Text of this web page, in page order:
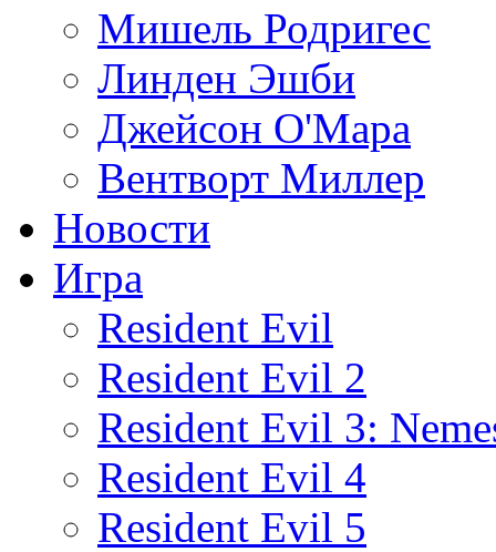
Мишель Родригес
Линден Эшби
Джейсон О'Мара
Вентворт Миллер
Новости
Игра
Resident Evil
Resident Evil 2
Resident Evil 3:
Resident Evil 4
Resident Evil 5